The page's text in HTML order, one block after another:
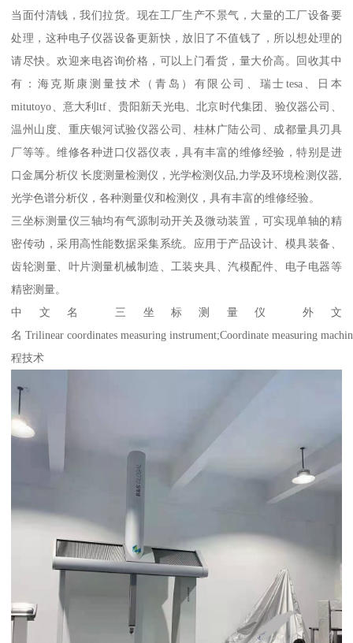
当面付清钱，我们拉货。现在工厂生产不景气，大量的工厂设备要
处理，这种电子仪器设备更新快，放旧了不值钱了，所以想处理的
请尽快。欢迎来电咨询价格，可以上门看货，量大价高。回收其中
有：海克斯康测量技术（青岛）有限公司、瑞士tesa、日本
mitutoyo、意大利ltf、贵阳新天光电、北京时代集团、验仪器公司、
温州山度、重庆银河试验仪器公司、桂林广陆公司、成都量具刃具
厂等等。维修各种进口仪器仪表，具有丰富的维修经验，特别是进
口金属分析仪 长度测量检测仪，光学检测仪品,力学及环境检测仪器,
光学色谱分析仪，各种测量仪和检测仪，具有丰富的维修经验。
三坐标测量仪三轴均有气源制动开关及微动装置，可实现单轴的精
密传动，采用高性能数据采集系统。应用于产品设计、模具装备、
齿轮测量、叶片测量机械制造、工装夹具、汽模配件、电子电器等
精密测量。
中文名 三坐标测量仪 外文
名 Trilinear coordinates measuring instrument;Coordinate
程技术